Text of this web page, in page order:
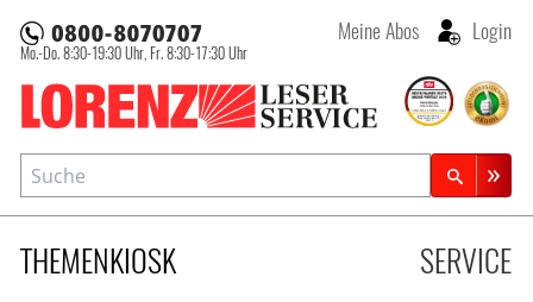
Lorenz Leserservice
Mo.-Do. 8:30-19:30 Uhr, Fr. 8:30-17:30 Uhr
Meine Abos Login
THEMENKIOSK
SERVICE
Suche
Zeitschriftensuche